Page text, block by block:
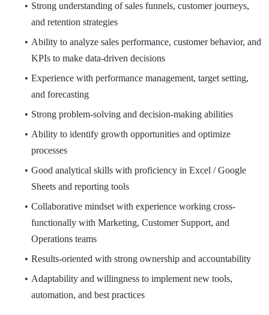
Strong understanding of sales funnels, customer journeys,
and retention strategies
Ability to analyze sales performance, customer behavior, and
KPIs to make data-driven decisions
Experience with performance management, target setting,
and forecasting
Strong problem-solving and decision-making abilities
Ability to identify growth opportunities and optimize
processes
Good analytical skills with proficiency in Excel / Google
Sheets and reporting tools
Collaborative mindset with experience working cross-
functionally with Marketing, Customer Support, and
Operations teams
Results-oriented with strong ownership and accountability
Adaptability and willingness to implement new tools,
automation, and best practices